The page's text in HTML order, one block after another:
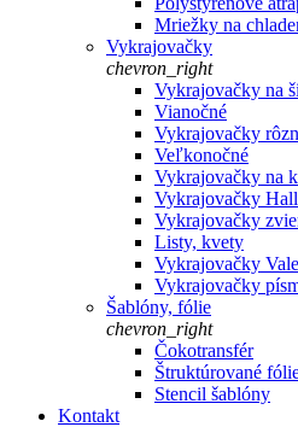
Mriežky na
Vykrajovačky
chevron_right
Vykrajovačky na
Vianočné
Vykrajovačky
Veľkonočné
Vykrajovačky na
Vykrajovačky
Vykrajovačky
Listy, kvety
Vykrajovačky
Vykrajovačky
Šablóny, fólie
chevron_right
Čokotransfér
Štruktúrované
Stencil šablóny
Kontakt